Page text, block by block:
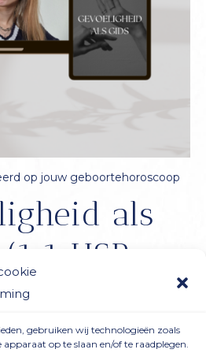
gebruiken wij technologieën zoals
op te slaan en/of te raadplegen.
op jouw geboortehoroscoop
als
(1:1 HSP
incl. btw